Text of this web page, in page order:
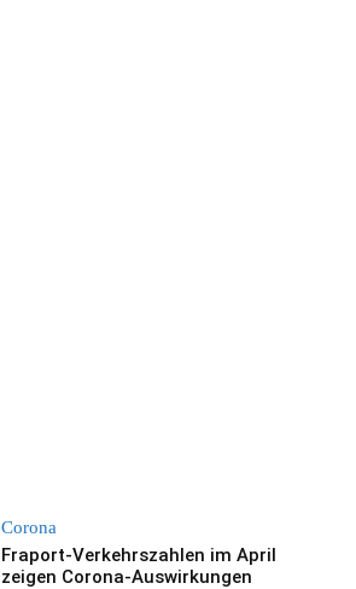
Corona
Fraport-Verkehrszahlen im April
zeigen Corona-Auswirkungen